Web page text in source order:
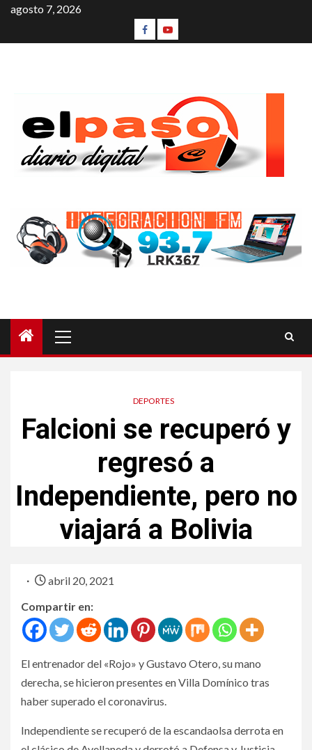
agosto 7, 2026
DEPORTES
Falcioni se recuperó y
regresó a
Independiente, pero no
viajará a Bolivia
abril 20, 2021
Compartir en:
El entrenador del «Rojo» y Gustavo Otero, su mano
derecha, se hicieron presentes en Villa Domínico tras
haber superado el coronavirus.
Independiente se recuperó de la escandaolsa derrota en